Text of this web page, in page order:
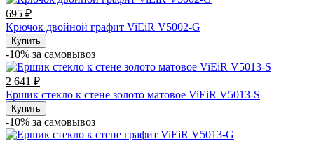
695 ₽
Крючок двойной графит ViEiR V5002-G
Купить
-10% за cамовывоз
2 641 ₽
Ершик стекло к стене золото матовое ViEiR V5013-S
Купить
-10% за cамовывоз